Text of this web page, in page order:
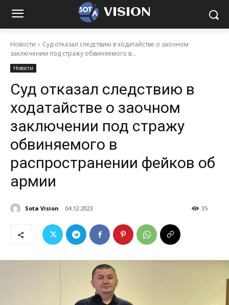
VISION
Новости
Суд отказал следствию в ходатайстве о заочном
заключении под стражу обвиняемого в...
Новости
Суд отказал следствию в
ходатайстве о заочном
заключении под стражу
обвиняемого в
распространении фейков об
армии
Sota Vision 04.12.2023 35